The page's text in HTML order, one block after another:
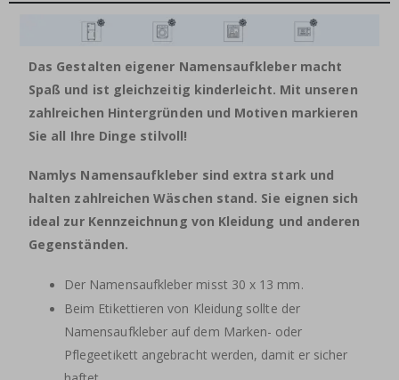
Das Gestalten eigener Namensaufkleber macht
Spaß und ist gleichzeitig kinderleicht. Mit unseren
zahlreichen Hintergründen und Motiven markieren
Sie all Ihre Dinge stilvoll!
Namlys Namensaufkleber sind extra stark und
halten zahlreichen Wäschen stand. Sie eignen sich
ideal zur Kennzeichnung von Kleidung und anderen
Gegenständen.
Der Namensaufkleber misst 30 x 13 mm.
Beim Etikettieren von Kleidung sollte der
Namensaufkleber auf dem Marken- oder
Pflegeetikett angebracht werden, damit er sicher